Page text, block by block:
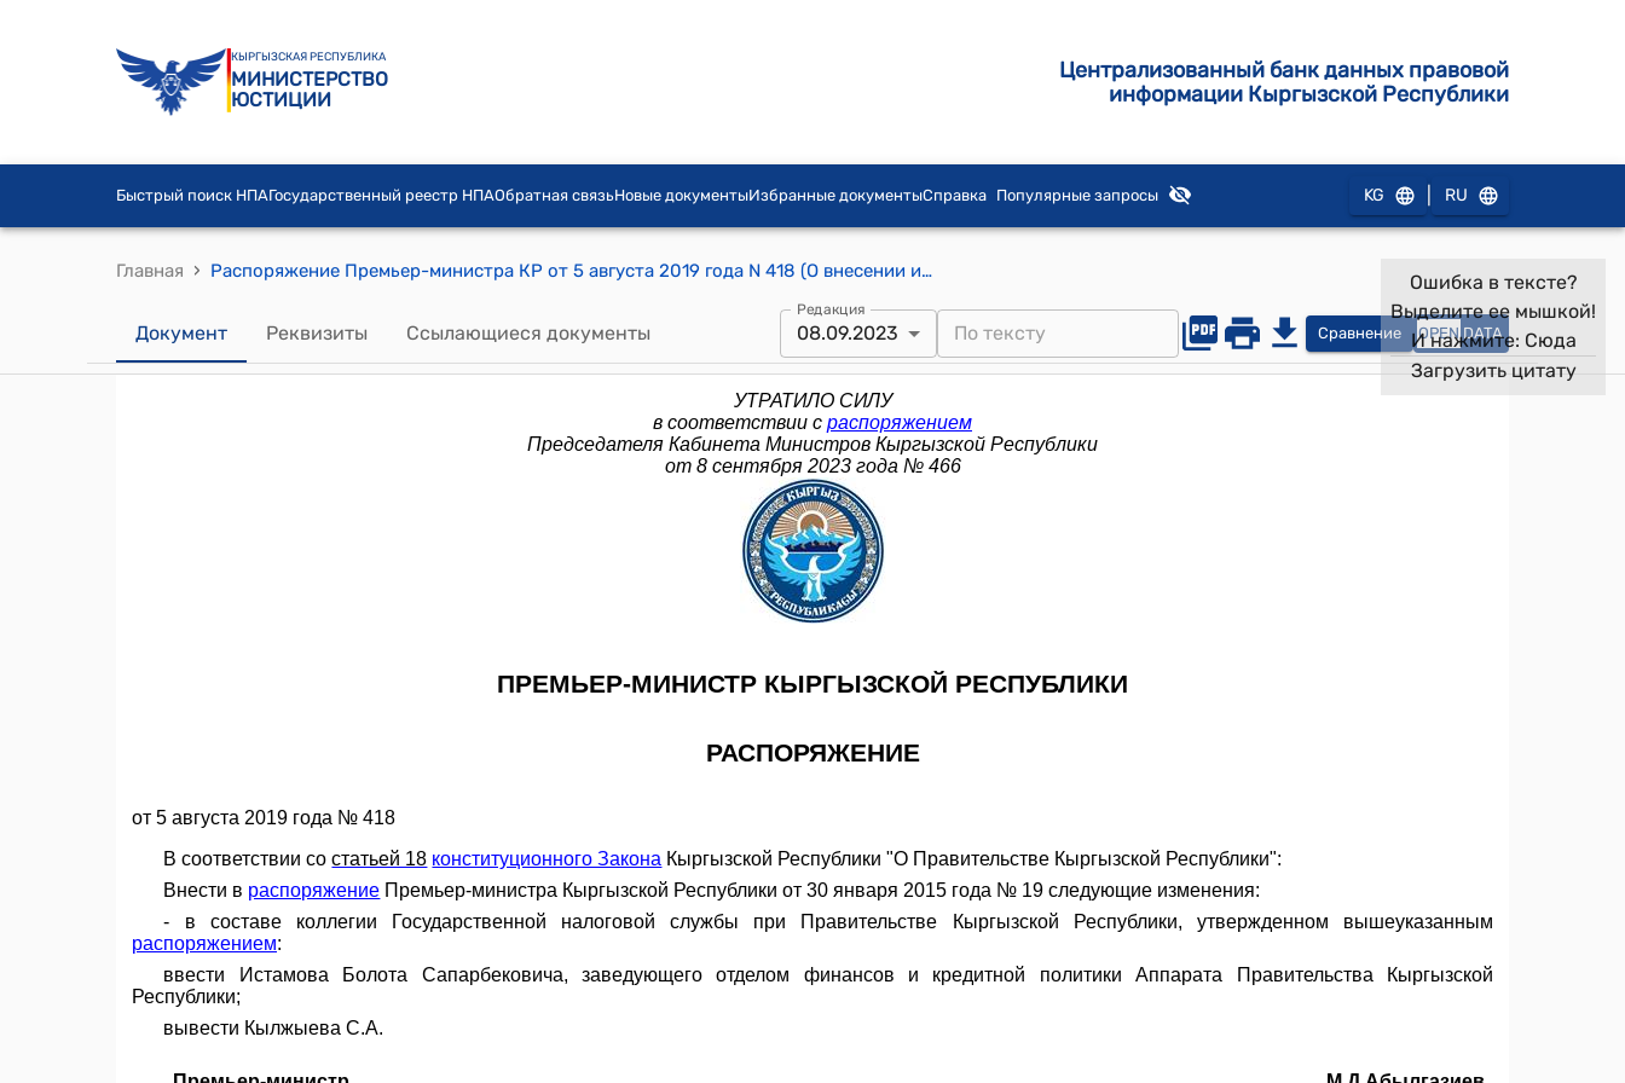
КЫРГЫЗСКАЯ РЕСПУБЛИКА
МИНИСТЕРСТВО
ЮСТИЦИИ
Централизованный банк данных правовой
информации Кыргызской Республики
Быстрый поиск НПАГосударственный реестр НПАОбратная связьНовые документыИзбранные документыСправка Популярные запросы KG RU
Главная › Распоряжение Премьер-министра КР от 5 августа 2019 года N 418 (О внесении изменений в распоряжение Премьер-министра Кыргызской Республики от 30 января 2015 года N 19)
Документ Реквизиты Ссылающиеся документы
Редакция
08.09.2023 Сравнение OPEN DATA
Ошибка в тексте?
Выделите ее мышкой!
И нажмите: Сюда
Загрузить цитату